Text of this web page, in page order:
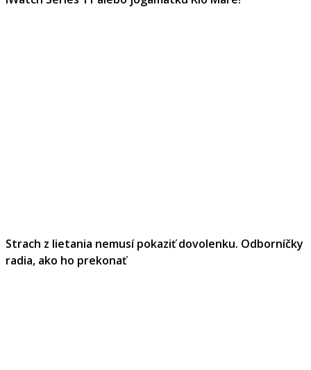
Strach z lietania nemusí pokaziť dovolenku. Odborníčky
radia, ako ho prekonať